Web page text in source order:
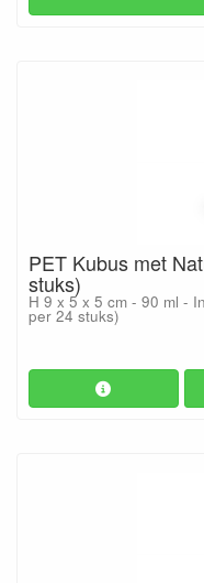
PET Kubus met
stuks)
H 9 x 5 x 5 cm - 90 ml -
per 24 stuks)